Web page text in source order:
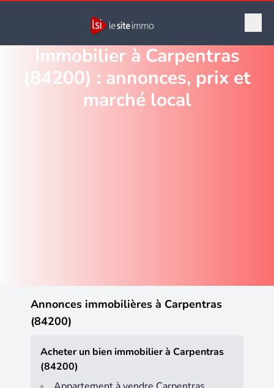
Immobilier à Carpentras
(84200) : annonces, prix et
marché local
Annonces immobilières à Carpentras
(84200)
Acheter un bien immobilier à Carpentras
(84200)